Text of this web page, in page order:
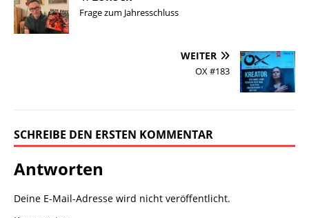
Frage zum Jahresschluss
WEITER
OX #183
SCHREIBE DEN ERSTEN KOMMENTAR
Antworten
Deine E-Mail-Adresse wird nicht veröffentlicht.